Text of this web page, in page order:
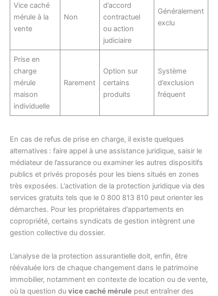
Vice caché
mérule à la
vente
Non
d’accord
contractuel
ou action
judiciaire
Généralement
exclu
Prise en
charge
mérule
maison
individuelle
Rarement
Option sur
certains
produits
Système
d’exclusion
fréquent
En cas de refus de prise en charge, il existe quelques
alternatives : faire appel à une assistance juridique, saisir le
médiateur de l’assurance ou examiner les autres dispositifs
publics et privés proposés pour les biens situés en zones
très exposées. L’activation de la protection juridique via des
services gratuits tels que le 0 800 813 810 peut orienter les
démarches. Pour les propriétaires d’appartements en
copropriété, certains syndicats de gestion intègrent une
gestion collective du dossier.
L’analyse de la protection assurantielle doit, enfin, être
réévaluée lors de chaque changement dans le patrimoine
immobilier, notamment en contexte de location ou de vente,
où la question du vice caché mérule peut entraîner des